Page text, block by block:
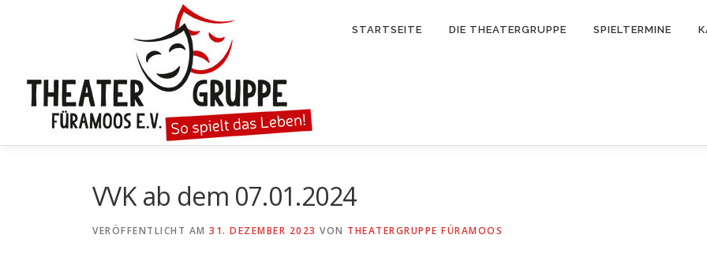
STARTSEITE DIE THEATERGRUPPE SPIELTERMINE
VVK ab dem 07.01.2024
VERÖFFENTLICHT AM 31. DEZEMBER 2023 VON THEATERGRUPPE FÜRAMOOS